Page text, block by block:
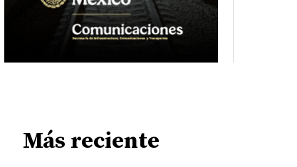
Más reciente